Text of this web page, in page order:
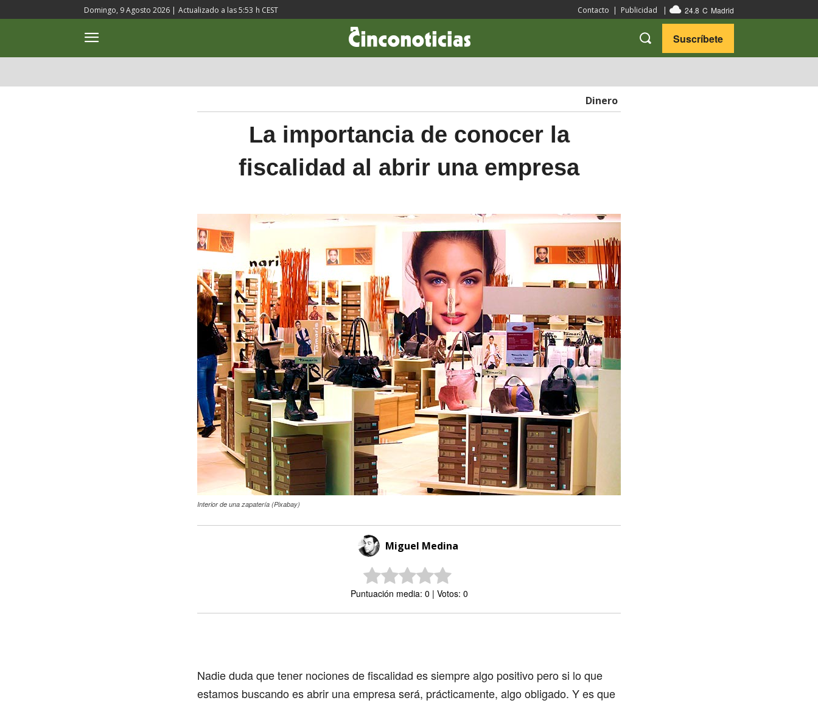
Domingo, 9 Agosto 2026 | Actualizado a las5:53 h CEST Contacto | Publicidad | 24.8 C Madrid
Suscríbete
Dinero
La importancia de conocer la
fiscalidad al abrir una empresa
Interior de una zapatería (Pixabay)
Miguel Medina
Puntuación media: 0 | Votos: 0
Nadie duda que tener nociones de fiscalidad es siempre algo positivo pero si lo que
estamos buscando es abrir una empresa será, prácticamente, algo obligado. Y es que